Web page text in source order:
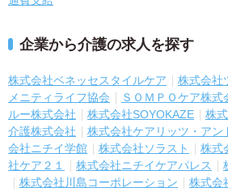
企業から介護の求人を探す
株式会社ベネッセスタイルケア 株式会社
メニティライフ協会
ＳＯＭＰＯケア株式
ルー株式会社
株式会社SOYOKAZE 株
介護株式会社
株式会社ケアリッツ・アン
会社ニチイ学館
株式会社ソラスト 株式
社ケア２１
株式会社ニチイケアパレス
株式会社川島コーポレーション
株式会